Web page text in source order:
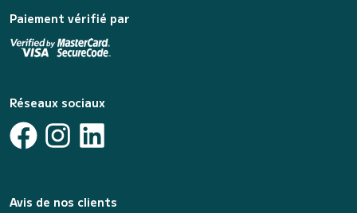
Paiement vérifié par
Réseaux sociaux
Avis de nos clients